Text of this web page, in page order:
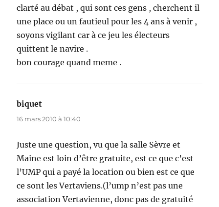
clarté au débat , qui sont ces gens , cherchent il
une place ou un fautieul pour les 4 ans à venir ,
soyons vigilant car à ce jeu les électeurs
quittent le navire .
bon courage quand meme .
biquet
16 mars 2010 à 10:40
Juste une question, vu que la salle Sèvre et
Maine est loin d’être gratuite, est ce que c’est
l’UMP qui a payé la location ou bien est ce que
ce sont les Vertaviens.(l’ump n’est pas une
association Vertavienne, donc pas de gratuité